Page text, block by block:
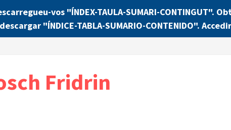
vos "ÍNDEX-TAULA-SUMARI-
descargar "ÍNDICE-TABLA-SUMARIO-CONTENIDO".
Fridrin